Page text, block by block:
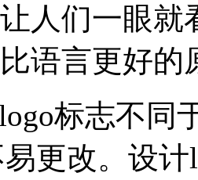
人们一眼
语言更好的
标志不同
更改。设